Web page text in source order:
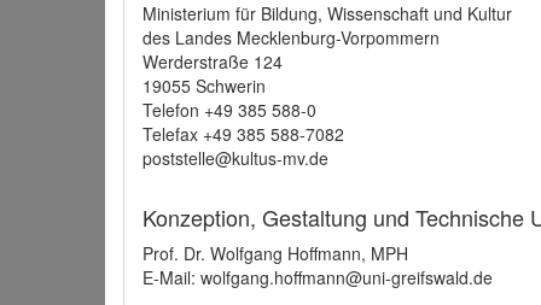
Ministerium für Bildung, Wissenschaft und Kultur
des Landes Mecklenburg-Vorpommern
Werderstraße 124
19055 Schwerin
Telefon +49 385 588-0
Telefax +49 385 588-7082
poststelle@kultus-mv.de
Konzeption, Gestaltung und Technische
Prof. Dr. Wolfgang Hoffmann, MPH
E-Mail: wolfgang.hoffmann@uni-greifswald.de